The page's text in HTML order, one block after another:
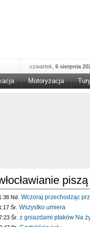
czwartek, 6 sierpnia
Motoryzacja
piszą
Nd. Wczoraj przechodząc
Śr. Wszystko umiera
Śr. z gniazdami ptaków Na